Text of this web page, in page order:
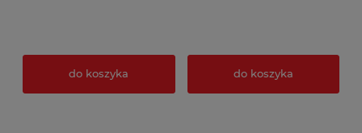
do koszyka do koszyka